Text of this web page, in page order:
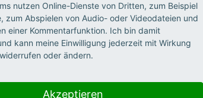
nutzen Online-Dienste von Dritten, zum Beispiel
zum Abspielen von Audio- oder Videodateien und
einer Kommentarfunktion. Ich bin damit
kann meine Einwilligung jederzeit mit Wirkung
oder ändern.
Akzeptieren